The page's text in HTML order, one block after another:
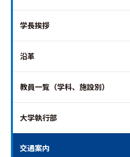
学長挨拶
沿革
教員一覧（学科、施設別）
大学執行部
交通案内
日 月 火 水
9
10